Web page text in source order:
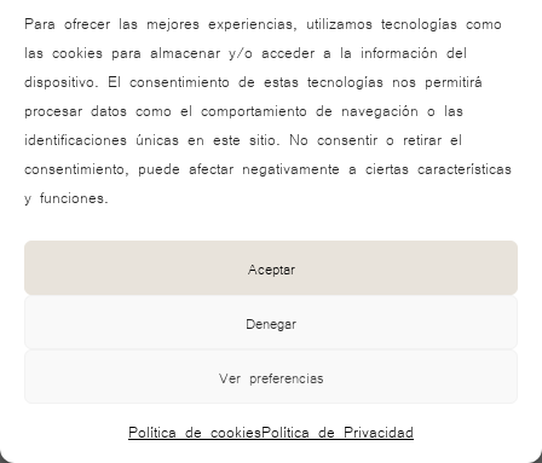
Para ofrecer las mejores experiencias, utilizamos tecnologías como
las cookies para almacenar y/o acceder a la información del
dispositivo. El consentimiento de estas tecnologías nos permitirá
procesar datos como el comportamiento de navegación o las
identificaciones únicas en este sitio. No consentir o retirar el
consentimiento, puede afectar negativamente a ciertas características
y funciones.
Aceptar
Denegar
Ver preferencias
Política de cookiesPolítica de Privacidad
Reforma de baño en Av. del Puerto, Valencia
VER TODOS LOS PROYECTOS